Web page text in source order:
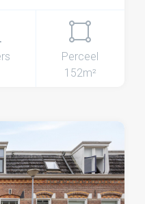
Perceel
152m²